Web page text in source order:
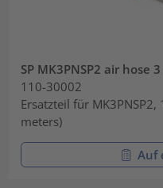
SP MK3PNSP2 air hose
110-30002
Ersatzteil für MK3PNSP2,
meters)
Auf